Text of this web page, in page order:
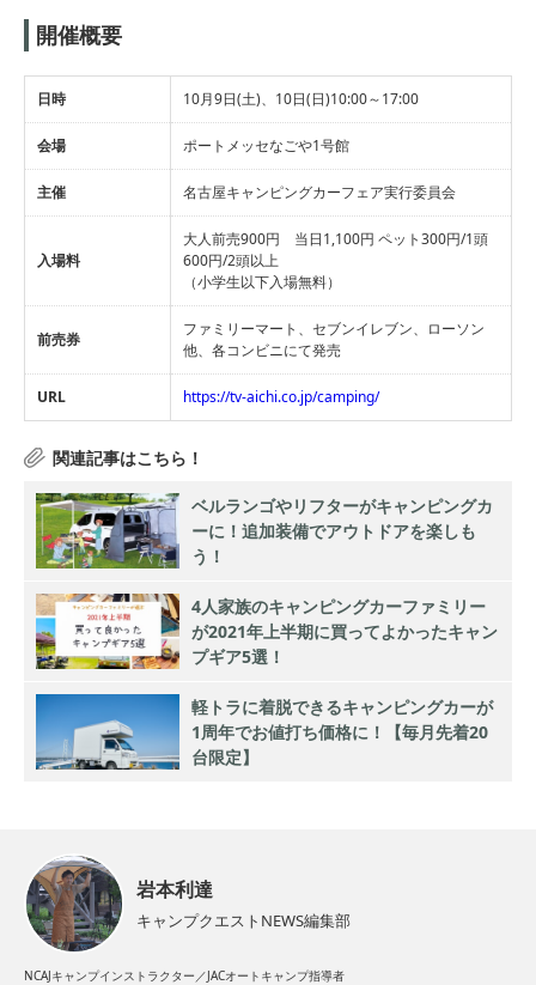
開催概要
日時 10月9日(土)、10日(日)10:00～17:00
会場 ポートメッセなごや1号館
主催 名古屋キャンピングカーフェア実行委員会
入場料
大人前売900円 当日1,100円 ペット300円/1頭
600円/2頭以上
（小学生以下入場無料）
前売券
ファミリーマート、セブンイレブン、ローソン
他、各コンビニにて発売
URL https://tv-aichi.co.jp/camping/
ベルランゴやリフターがキャンピングカ
ーに！追加装備でアウトドアを楽しも
う！
4人家族のキャンピングカーファミリー
が2021年上半期に買ってよかったキャン
プギア5選！
軽トラに着脱できるキャンピングカーが
1周年でお値打ち価格に！【毎月先着20
台限定】
岩本利達
キャンプクエストNEWS編集部
NCAJキャンプインストラクター／JACオートキャンプ指導者